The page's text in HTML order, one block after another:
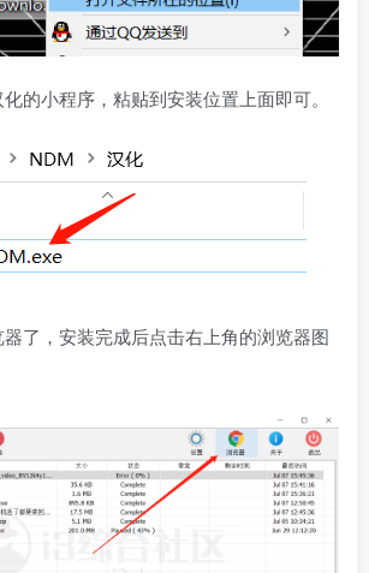
的小程序，粘贴到安装位置上面即可。
了，安装完成后点击右上角的浏览器图